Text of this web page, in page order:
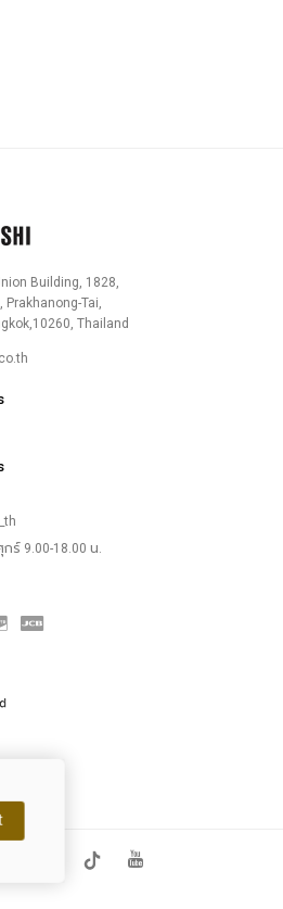
Building, 1828,
Prakhanong-Tai,
Thailand
ร์ 9.00-18.00 น.